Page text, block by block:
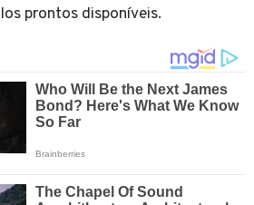
prontos disponíveis.